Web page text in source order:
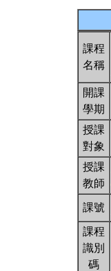
課程
名稱
開課
學期
授課
對象
授課
教師
課號
課程
識別
碼